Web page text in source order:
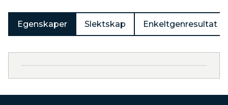
Egenskaper Slektskap Enkeltgenresultat